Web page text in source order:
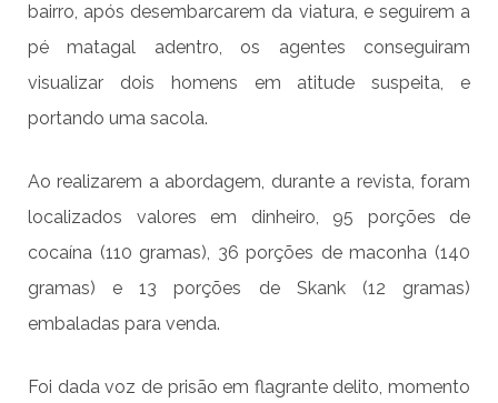
bairro, após desembarcarem da viatura, e seguirem a
pé matagal adentro, os agentes conseguiram
visualizar dois homens em atitude suspeita, e
portando uma sacola.
Ao realizarem a abordagem, durante a revista, foram
localizados valores em dinheiro, 95 porções de
cocaína (110 gramas), 36 porções de maconha (140
gramas) e 13 porções de Skank (12 gramas)
embaladas para venda.
Foi dada voz de prisão em flagrante delito, momento